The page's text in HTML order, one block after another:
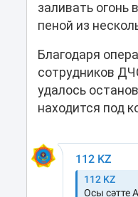
заливать огонь
пеной из
Благодаря
сотрудников
удалось
находится под